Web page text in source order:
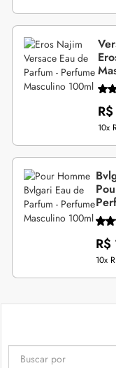
10x
10x